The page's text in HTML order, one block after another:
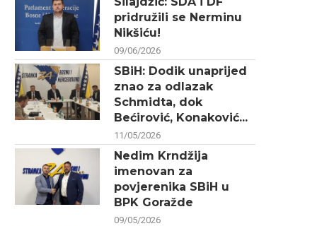
pridružili se Nerminu
Nikšiću!
09/06/2026
SBiH: Dodik unaprijed
znao za odlazak
Schmidta, dok
Bećirović, Konaković...
11/05/2026
Nedim Krndžija
imenovan za
povjerenika SBiH u
BPK Goražde
09/05/2026